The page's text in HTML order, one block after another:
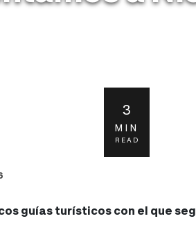
3
MIN
READ
guías turísticos con el que